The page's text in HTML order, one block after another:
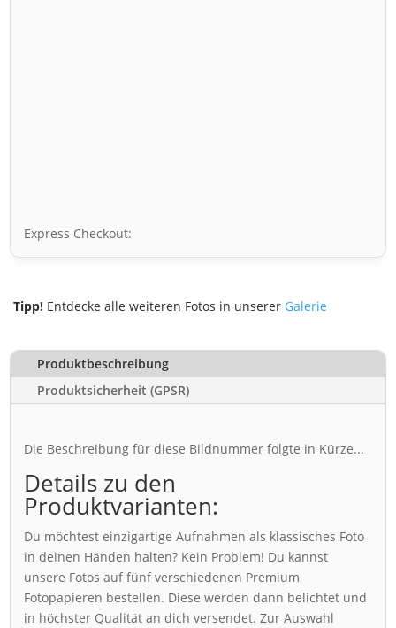
Express Checkout:
Tipp! Entdecke alle weiteren Fotos in unserer Galerie
Produktbeschreibung
Produktsicherheit (GPSR)
Die Beschreibung für diese Bildnummer folgte in Kürze...
Details zu den
Produktvarianten:
Du möchtest einzigartige Aufnahmen als klassisches Foto
in deinen Händen halten? Kein Problem! Du kannst
unsere Fotos auf fünf verschiedenen Premium
Fotopapieren bestellen. Diese werden dann belichtet und
in höchster Qualität an dich versendet. Zur Auswahl